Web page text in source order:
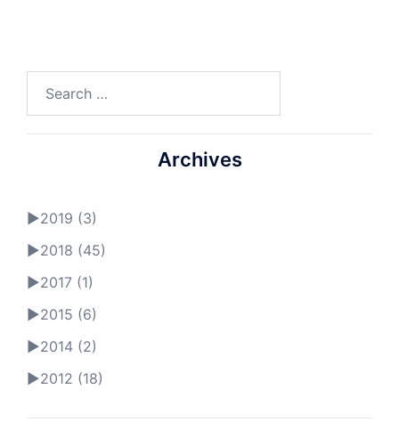
for:
Archives
►2019 (3)
►2018 (45)
►2017 (1)
►2015 (6)
►2014 (2)
►2012 (18)